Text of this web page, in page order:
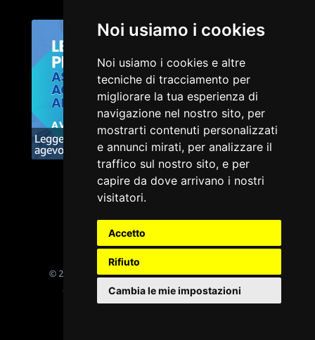
Noi usiamo i cookies
Noi usiamo i cookies e altre
tecniche di tracciamento per
migliorare la tua esperienza di
navigazione nel nostro sito, per
mostrarti contenuti personalizzati
e annunci mirati, per analizzare il
traffico sul nostro sito, e per
capire da dove arrivano i nostri
visitatori.
Accetto
Rifiuto
Cambia le mie impostazioni
Legge di Bilancio per il 2023: assegnazione
agevolata dei beni ai soci
Privacy
© 2026, Studio Legale Tributario Prof. Avv. Loris Tosi
Ondemand platform powered bywww.arancialive.com